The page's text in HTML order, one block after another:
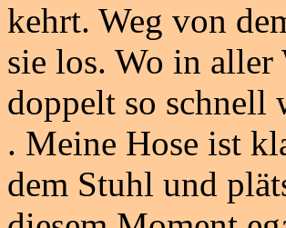
kehrt. Weg von
sie los. Wo in
doppelt so schnell
. Meine Hose ist
dem Stuhl und